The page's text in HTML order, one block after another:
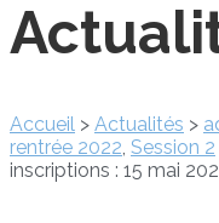
Accueil > Actualités >
rentrée 2022 Session 2
inscriptions : 15 mai